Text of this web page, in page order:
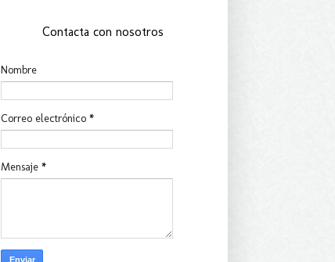
Contacta con nosotros
Nombre
Correo electrónico *
Mensaje *